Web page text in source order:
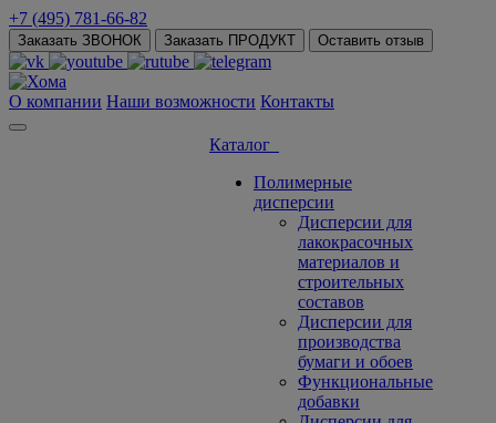
+7 (495) 781-66-82
Заказать ЗВОНОК Заказать ПРОДУКТ Оставить отзыв
О компании Наши возможности Контакты
Каталог
Полимерные
дисперсии
Дисперсии для
лакокрасочных
материалов и
строительных
составов
Дисперсии для
производства
бумаги и обоев
Функциональные
добавки